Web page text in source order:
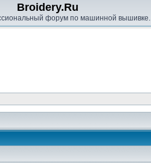
Broidery.Ru
форум по машинной вышивке.